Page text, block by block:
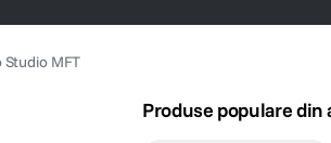
Studio MFT
Produse populare din